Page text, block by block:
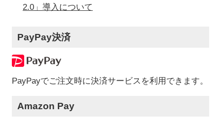
2.0」導入について
PayPay決済
PayPayでご注文時に決済サービスを利用できます。
Amazon Pay